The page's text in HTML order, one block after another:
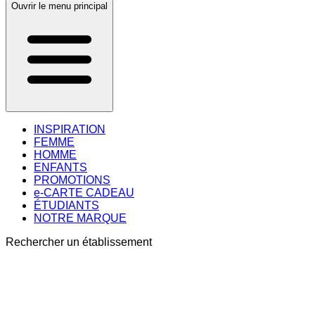
Ouvrir le menu principal
INSPIRATION
FEMME
HOMME
ENFANTS
PROMOTIONS
e-CARTE CADEAU
ÉTUDIANTS
NOTRE MARQUE
Rechercher un établissement